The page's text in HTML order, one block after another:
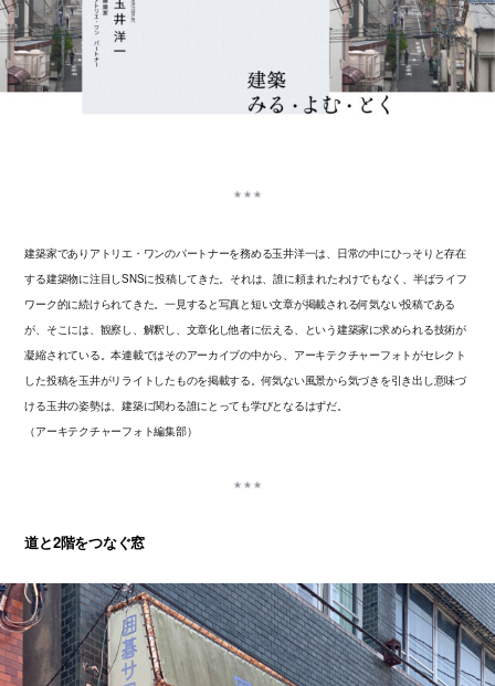
建築家でありアトリエ・ワンのパートナーを務める玉井洋一は、日常の中にひっそりと存在
する建築物に注目しSNSに投稿してきた。それは、誰に頼まれたわけでもなく、半ばライフ
ワーク的に続けられてきた。一見すると写真と短い文章が掲載される何気ない投稿である
が、そこには、観察し、解釈し、文章化し他者に伝える、という建築家に求められる技術が
凝縮されている。本連載ではそのアーカイブの中から、アーキテクチャーフォトがセレクト
した投稿を玉井がリライトしたものを掲載する。何気ない風景から気づきを引き出し意味づ
ける玉井の姿勢は、建築に関わる誰にとっても学びとなるはずだ。
（アーキテクチャーフォト編集部）
道と2階をつなぐ窓